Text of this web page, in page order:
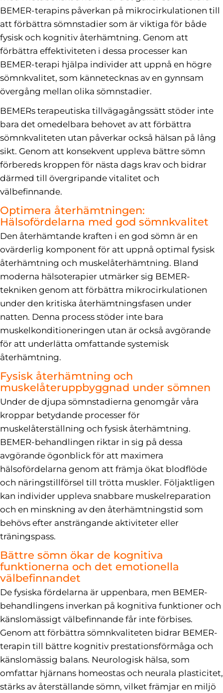
BEMER-terapins påverkan på mikrocirkulationen till
att förbättra sömnstadier som är viktiga för både
fysisk och kognitiv återhämtning. Genom att
förbättra effektiviteten i dessa processer kan
BEMER-terapi hjälpa individer att uppnå en högre
sömnkvalitet, som kännetecknas av en gynnsam
övergång mellan olika sömnstadier.
BEMERs terapeutiska tillvägagångssätt stöder inte
bara det omedelbara behovet av att förbättra
sömnkvaliteten utan påverkar också hälsan på lång
sikt. Genom att konsekvent uppleva bättre sömn
förbereds kroppen för nästa dags krav och bidrar
därmed till övergripande vitalitet och
välbefinnande.
Optimera återhämtningen:
Hälsofördelarna med god sömnkvalitet
Den återhämtande kraften i en god sömn är en
ovärderlig komponent för att uppnå optimal fysisk
återhämtning och muskelåterhämtning. Bland
moderna hälsoterapier utmärker sig BEMER-
tekniken genom att förbättra mikrocirkulationen
under den kritiska återhämtningsfasen under
natten. Denna process stöder inte bara
muskelkonditioneringen utan är också avgörande
för att underlätta omfattande systemisk
återhämtning.
Fysisk återhämtning och
muskelåteruppbyggnad under sömnen
Under de djupa sömnstadierna genomgår våra
kroppar betydande processer för
muskelåterställning och fysisk återhämtning.
BEMER-behandlingen riktar in sig på dessa
avgörande ögonblick för att maximera
hälsofördelarna genom att främja ökat blodflöde
och näringstillförsel till trötta muskler. Följaktligen
kan individer uppleva snabbare muskelreparation
och en minskning av den återhämtningstid som
behövs efter ansträngande aktiviteter eller
träningspass.
Bättre sömn ökar de kognitiva
funktionerna och det emotionella
välbefinnandet
De fysiska fördelarna är uppenbara, men BEMER-
behandlingens inverkan på kognitiva funktioner och
känslomässigt välbefinnande får inte förbises.
Genom att förbättra sömnkvaliteten bidrar BEMER-
terapin till bättre kognitiv prestationsförmåga och
känslomässig balans. Neurologisk hälsa, som
omfattar hjärnans homeostas och neurala plasticitet,
stärks av återställande sömn, vilket främjar en miljö